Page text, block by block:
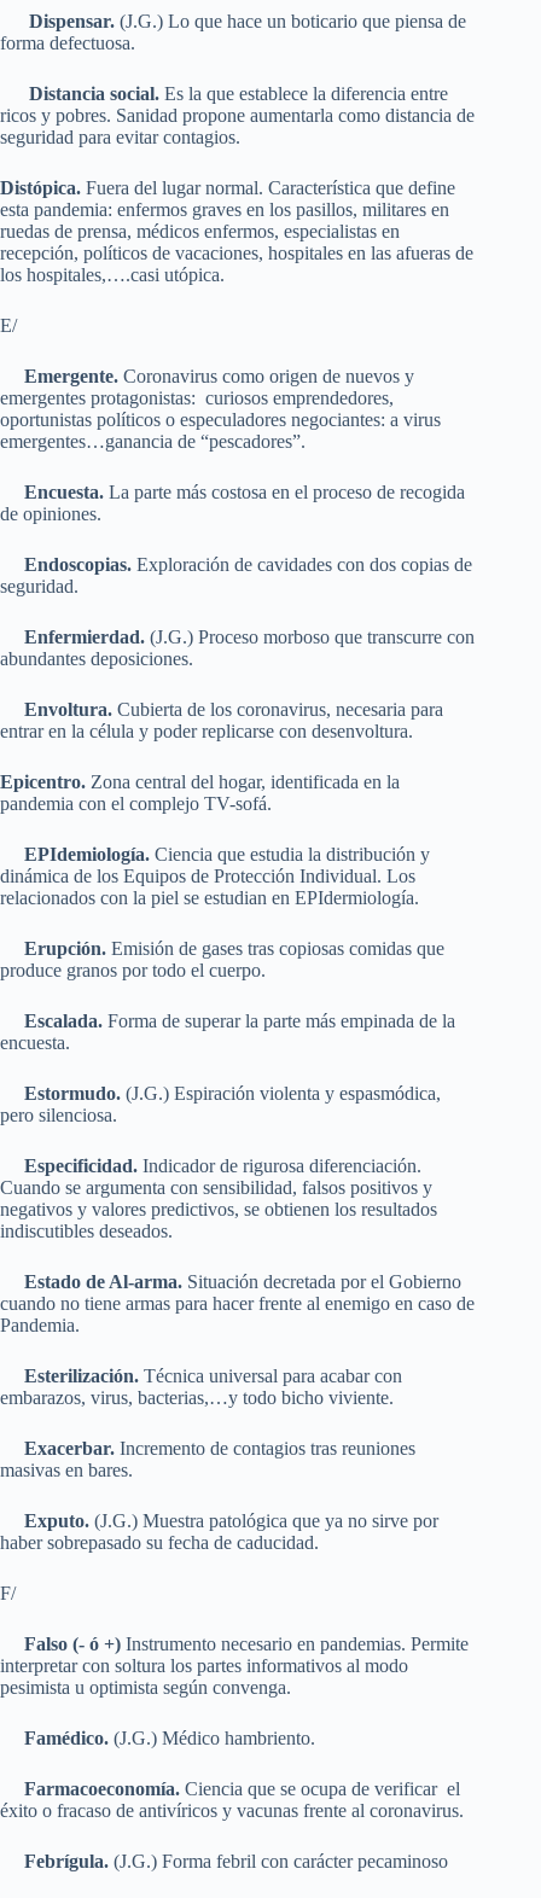
Dispensar. (J.G.) Lo que hace un boticario que piensa de
forma defectuosa.
Distancia social. Es la que establece la diferencia entre
ricos y pobres. Sanidad propone aumentarla como distancia de
seguridad para evitar contagios.
Distópica. Fuera del lugar normal. Característica que define
esta pandemia: enfermos graves en los pasillos, militares en
ruedas de prensa, médicos enfermos, especialistas en
recepción, políticos de vacaciones, hospitales en las afueras de
los hospitales,….casi utópica.
E/
Emergente. Coronavirus como origen de nuevos y
emergentes protagonistas: curiosos emprendedores,
oportunistas políticos o especuladores negociantes: a virus
emergentes…ganancia de “pescadores”.
Encuesta. La parte más costosa en el proceso de recogida
de opiniones.
Endoscopias. Exploración de cavidades con dos copias de
seguridad.
Enfermierdad. (J.G.) Proceso morboso que transcurre con
abundantes deposiciones.
Envoltura. Cubierta de los coronavirus, necesaria para
entrar en la célula y poder replicarse con desenvoltura.
Epicentro. Zona central del hogar, identificada en la
pandemia con el complejo TV-sofá.
EPIdemiología. Ciencia que estudia la distribución y
dinámica de los Equipos de Protección Individual. Los
relacionados con la piel se estudian en EPIdermiología.
Erupción. Emisión de gases tras copiosas comidas que
produce granos por todo el cuerpo.
Escalada. Forma de superar la parte más empinada de la
encuesta.
Estormudo. (J.G.) Espiración violenta y espasmódica,
pero silenciosa.
Especificidad. Indicador de rigurosa diferenciación.
Cuando se argumenta con sensibilidad, falsos positivos y
negativos y valores predictivos, se obtienen los resultados
indiscutibles deseados.
Estado de Al-arma. Situación decretada por el Gobierno
cuando no tiene armas para hacer frente al enemigo en caso de
Pandemia.
Esterilización. Técnica universal para acabar con
embarazos, virus, bacterias,…y todo bicho viviente.
Exacerbar. Incremento de contagios tras reuniones
masivas en bares.
Exputo. (J.G.) Muestra patológica que ya no sirve por
haber sobrepasado su fecha de caducidad.
F/
Falso (- ó +) Instrumento necesario en pandemias. Permite
interpretar con soltura los partes informativos al modo
pesimista u optimista según convenga.
Famédico. (J.G.) Médico hambriento.
Farmacoeconomía. Ciencia que se ocupa de verificar el
éxito o fracaso de antivíricos y vacunas frente al coronavirus.
Febrígula. (J.G.) Forma febril con carácter pecaminoso